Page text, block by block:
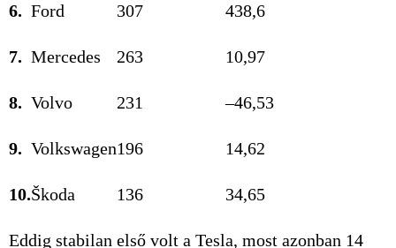
6. Ford 307 438,6
7. Mercedes 263 10,97
8. Volvo 231 –46,53
9. Volkswagen196 14,62
10.Škoda 136 34,65
Eddig stabilan első volt a Tesla, most azonban 14